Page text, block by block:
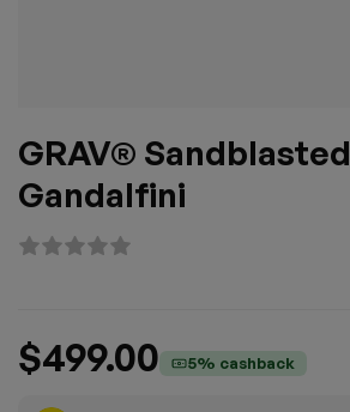
GRAV® Sandblasted
Gandalfini
$499.00 5% cashback